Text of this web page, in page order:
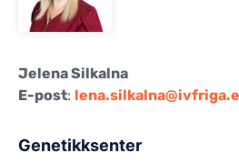
Jelena Silkalna
E-post:
Genetikksenter